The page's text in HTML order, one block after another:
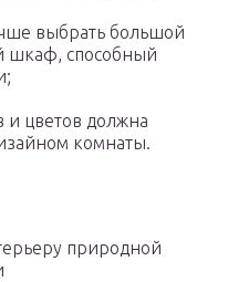
выбрать большой
шкаф, способный
и цветов должна
комнаты.
природной